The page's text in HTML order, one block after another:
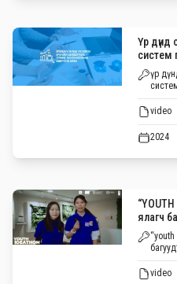
Үр дүнд
систем
үр
video
2024
ялагч
video